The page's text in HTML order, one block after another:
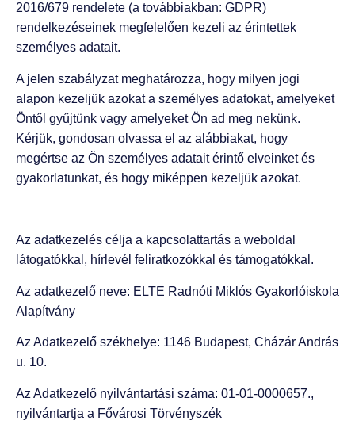
2016/679 rendelete (a továbbiakban: GDPR)
rendelkezéseinek megfelelően kezeli az érintettek
személyes adatait.
A jelen szabályzat meghatározza, hogy milyen jogi
alapon kezeljük azokat a személyes adatokat, amelyeket
Öntől gyűjtünk vagy amelyeket Ön ad meg nekünk.
Kérjük, gondosan olvassa el az alábbiakat, hogy
megértse az Ön személyes adatait érintő elveinket és
gyakorlatunkat, és hogy miképpen kezeljük azokat.
Az adatkezelés célja a kapcsolattartás a weboldal
látogatókkal, hírlevél feliratkozókkal és támogatókkal.
Az adatkezelő neve: ELTE Radnóti Miklós Gyakorlóiskola
Alapítvány
Az Adatkezelő székhelye: 1146 Budapest, Cházár András
u. 10.
Az Adatkezelő nyilvántartási száma: 01-01-0000657.,
nyilvántartja a Fővárosi Törvényszék